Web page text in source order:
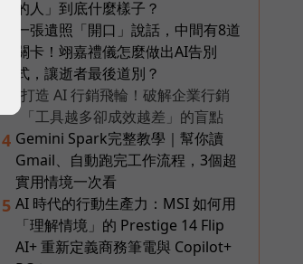
的人」到底什麼樣子？
一張遺照「開口」說話，中間有8道
關卡！翊嘉禮儀怎麼做出AI告別
式，讓逝者最後道別？
打造 AI 行銷飛輪！破解企業行銷
「工具越多卻成效越差」的盲點
4 Gemini Spark完整教學｜幫你讀
Gmail、自動跑完工作流程，3個超
實用情境一次看
5 AI 時代的行動生產力：MSI 如何用
「理解情境」的 Prestige 14 Flip
AI+ 重新定義商務筆電與 Copilot+